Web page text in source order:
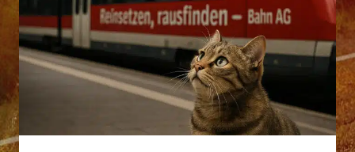
IN
DEUTSCHEN
BÄDERN
ALS
BEDROHUNG
GESEHEN